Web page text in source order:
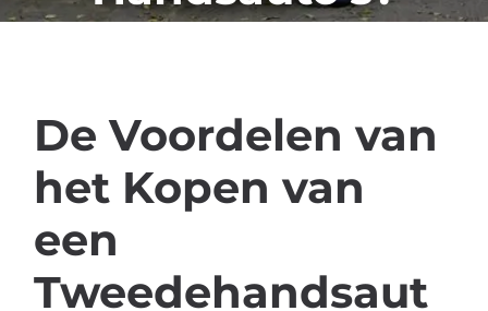
De Voordelen van
het Kopen van
een
Tweedehandsaut